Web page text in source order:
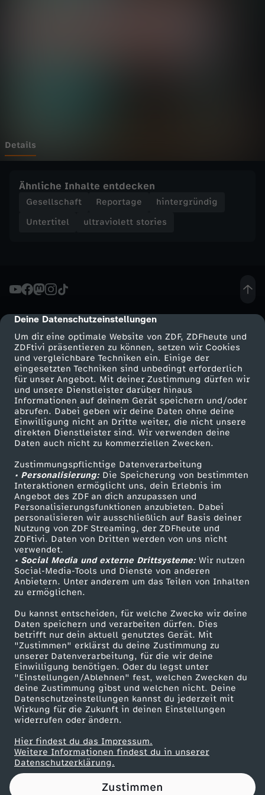
cmp-dialog-description
Deine Datenschutzeinstellungen
Um dir eine optimale Website von ZDF, ZDFheute und
ZDFtivi präsentieren zu können, setzen wir Cookies
und vergleichbare Techniken ein. Einige der
eingesetzten Techniken sind unbedingt erforderlich
für unser Angebot. Mit deiner Zustimmung dürfen wir
und unsere Dienstleister darüber hinaus
Informationen auf deinem Gerät speichern und/oder
abrufen. Dabei geben wir deine Daten ohne deine
Einwilligung nicht an Dritte weiter, die nicht unsere
direkten Dienstleister sind. Wir verwenden deine
Daten auch nicht zu kommerziellen Zwecken.
Zustimmungspflichtige Datenverarbeitung
• Personalisierung:Die Speicherung von bestimmten
Interaktionen ermöglicht uns, dein Erlebnis im
Angebot des ZDF an dich anzupassen und
Personalisierungsfunktionen anzubieten. Dabei
personalisieren wir ausschließlich auf Basis deiner
Nutzung von ZDF Streaming, der ZDFheute und
ZDFtivi. Daten von Dritten werden von uns nicht
verwendet.
• Social Media und externe Drittsysteme:Wir nutzen
Social-Media-Tools und Dienste von anderen
Anbietern. Unter anderem um das Teilen von Inhalten
zu ermöglichen.
Du kannst entscheiden, für welche Zwecke wir deine
Daten speichern und verarbeiten dürfen. Dies
betrifft nur dein aktuell genutztes Gerät. Mit
"Zustimmen" erklärst du deine Zustimmung zu
unserer Datenverarbeitung, für die wir deine
Einwilligung benötigen. Oder du legst unter
"Einstellungen/Ablehnen" fest, welchen Zwecken du
deine Zustimmung gibst und welchen nicht. Deine
Datenschutzeinstellungen kannst du jederzeit mit
Wirkung für die Zukunft in deinen Einstellungen
widerrufen oder ändern.
Hier findest du das Impressum.
Weitere Informationen findest du in unserer
Datenschutzerklärung.
Zustimmen
s
o
e
s
-
W
a
s
m
a
c
h
t
P
M
S
m
i
t
d
Details
Ähnliche Inhalte entdecken
Gesellschaft Reportage
hintergründig
Untertitel
ultraviolett stories
Mehr ZDF
ZDF-Apps
Smart TV
ZDFtext
Livestreams
Sendungen A-Z
TV-Programm
Service
ZDFmitreden
Kontakt zum ZDF
Tickets
Zuschauerservice
Hilfe
ZDF Unternehmen
Karriere
ZDF goes Schule
Werbefernsehen
Mainzelmännchen
Partner